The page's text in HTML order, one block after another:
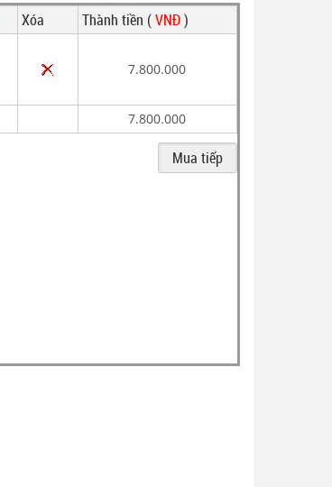
Xóa Thành tiền (VNĐ)
7.800.000
7.800.000